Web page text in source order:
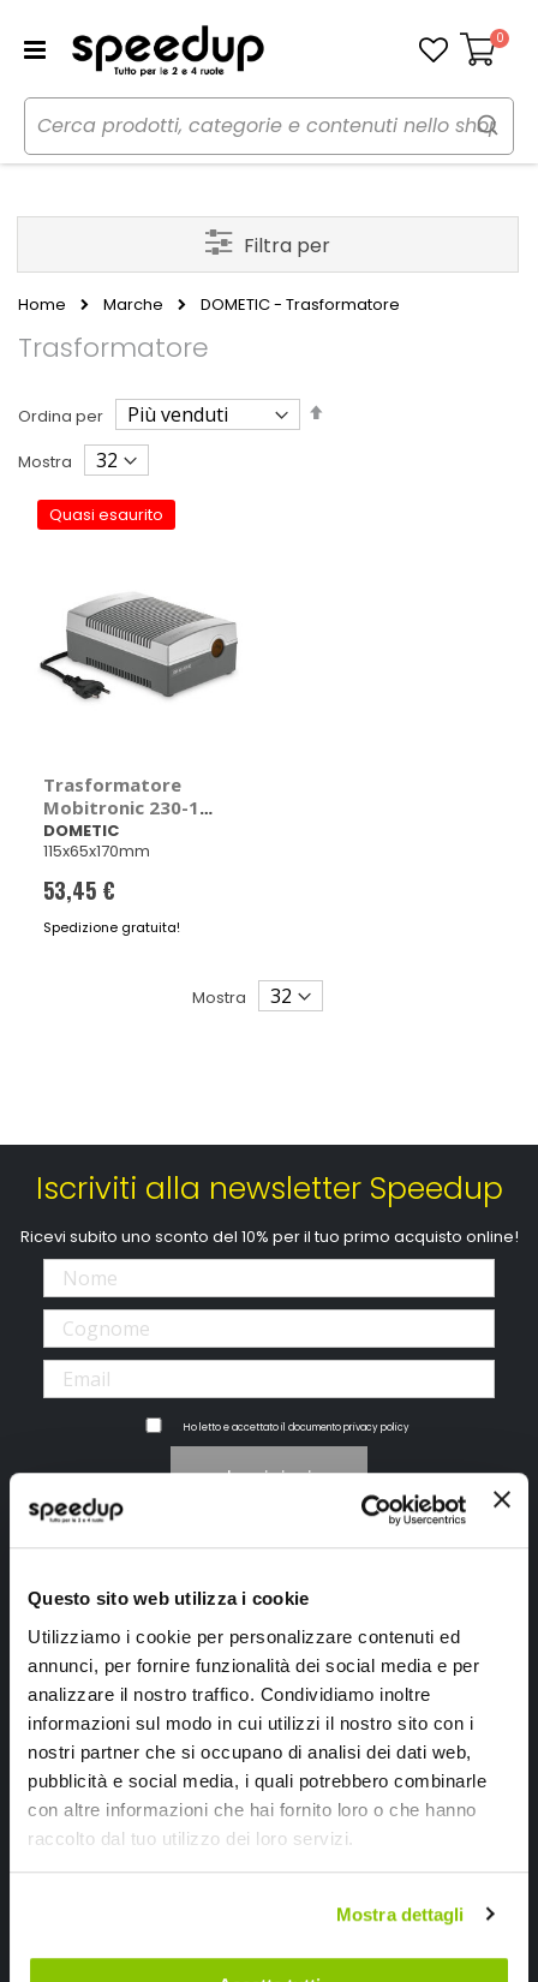
Questo sito web utilizza i cookie
Utilizziamo i cookie per personalizzare contenuti ed
annunci, per fornire funzionalità dei social media e per
analizzare il nostro traffico. Condividiamo inoltre
informazioni sul modo in cui utilizzi il nostro sito con i
nostri partner che si occupano di analisi dei dati web,
pubblicità e social media, i quali potrebbero combinarle
con altre informazioni che hai fornito loro o che hanno
raccolto dal tuo utilizzo dei loro servizi.
Mostra dettagli
Carrello
0
Home Marche DOMETIC - Trasformatore
Trasformatore
Ordina per
Imposta
Mostra
Quasi esaurito
Trasformatore
Mobitronic 230-12
- DOMETIC
DOMETIC
115x65x170mm
53,45 €
Spedizione gratuita!
Mostra
Filtra per
Iscriviti alla newsletter Speedup
Ricevi subito uno sconto del 10% per il tuo primo acquisto online!
Ho letto e accettato il documentoprivacy policy
Iscrivimi
Segui SPEEDUP.IT
SpeedUp.it
Treviso, Italy 31040